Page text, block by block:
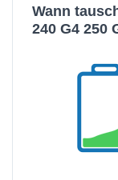
Wann
240 G4 250